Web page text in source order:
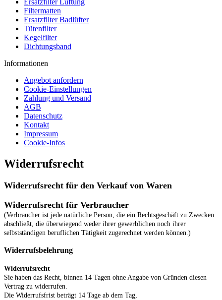
Ersatzfilter Lüftung
Filtermatten
Ersatzfilter Badlüfter
Tütenfilter
Kegelfilter
Dichtungsband
Informationen
Angebot anfordern
Cookie-Einstellungen
Zahlung und Versand
AGB
Datenschutz
Kontakt
Impressum
Cookie-Infos
Widerrufsrecht
Widerrufsrecht für den Verkauf von Waren
Widerrufsrecht für Verbraucher
(Verbraucher ist jede natürliche Person, die ein Rechtsgeschäft zu Zwecken
abschließt, die überwiegend weder ihrer gewerblichen noch ihrer
selbstständigen beruflichen Tätigkeit zugerechnet werden können.)
Widerrufsbelehrung
Widerrufsrecht
Sie haben das Recht, binnen 14 Tagen ohne Angabe von Gründen diesen
Vertrag zu widerrufen.
Die Widerrufsfrist beträgt 14 Tage ab dem Tag,